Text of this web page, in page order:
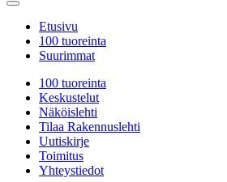
Etusivu
100 tuoreinta
Suurimmat
100 tuoreinta
Keskustelut
Näköislehti
Tilaa Rakennuslehti
Uutiskirje
Toimitus
Yhteystiedot